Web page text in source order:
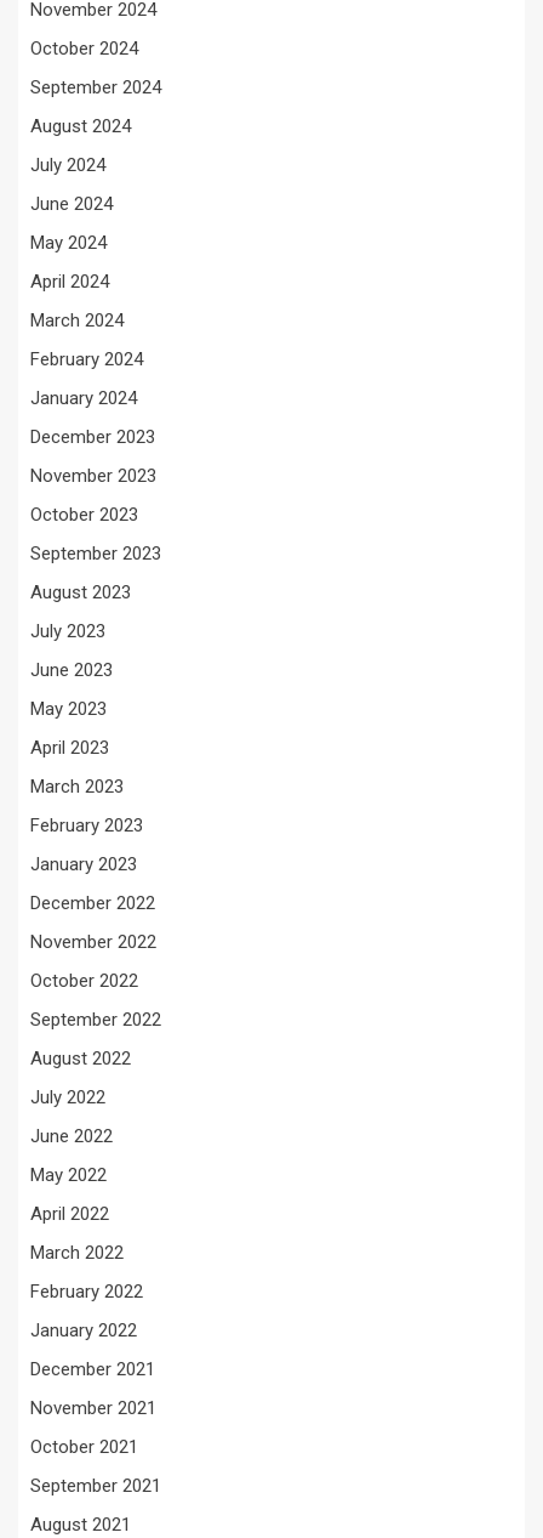
November 2024
October 2024
September 2024
August 2024
July 2024
June 2024
May 2024
April 2024
March 2024
February 2024
January 2024
December 2023
November 2023
October 2023
September 2023
August 2023
July 2023
June 2023
May 2023
April 2023
March 2023
February 2023
January 2023
December 2022
November 2022
October 2022
September 2022
August 2022
July 2022
June 2022
May 2022
April 2022
March 2022
February 2022
January 2022
December 2021
November 2021
October 2021
September 2021
August 2021